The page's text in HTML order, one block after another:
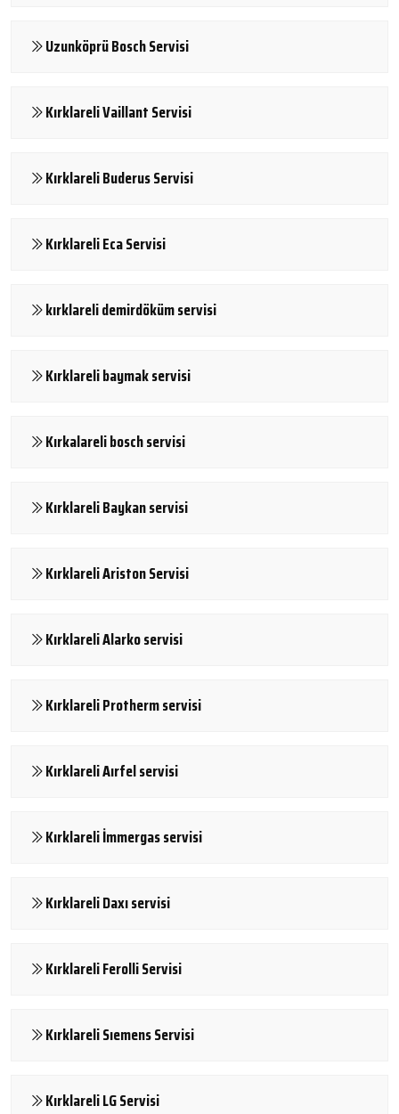
Uzunköprü Bosch Servisi
Kırklareli Vaillant Servisi
Kırklareli Buderus Servisi
Kırklareli Eca Servisi
kırklareli demirdöküm servisi
Kırklareli baymak servisi
Kırkalareli bosch servisi
Kırklareli Baykan servisi
Kırklareli Ariston Servisi
Kırklareli Alarko servisi
Kırklareli Protherm servisi
Kırklareli Aırfel servisi
Kırklareli İmmergas servisi
Kırklareli Daxı servisi
Kırklareli Ferolli Servisi
Kırklareli Sıemens Servisi
Kırklareli LG Servisi